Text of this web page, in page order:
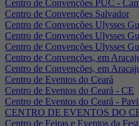
Centro de Convenções PUC -
Centro de Convenções Salvador
Centro de Convenções Ulysses
Centro de Convenções Ulysses
Centro de Convenções Ulysses
Centro de Convenções, em
Centro de Convenções, em
Centro de Eventos do Ceará
Centro de Eventos do Ceará - CE
Centro de Eventos do Ceará -
CENTRO DE EVENTOS DO
Centro de Feiras e Eventos da